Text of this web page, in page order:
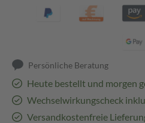
Persönliche Beratung
Heute bestellt und morgen
Wechselwirkungscheck
Versandkostenfreie